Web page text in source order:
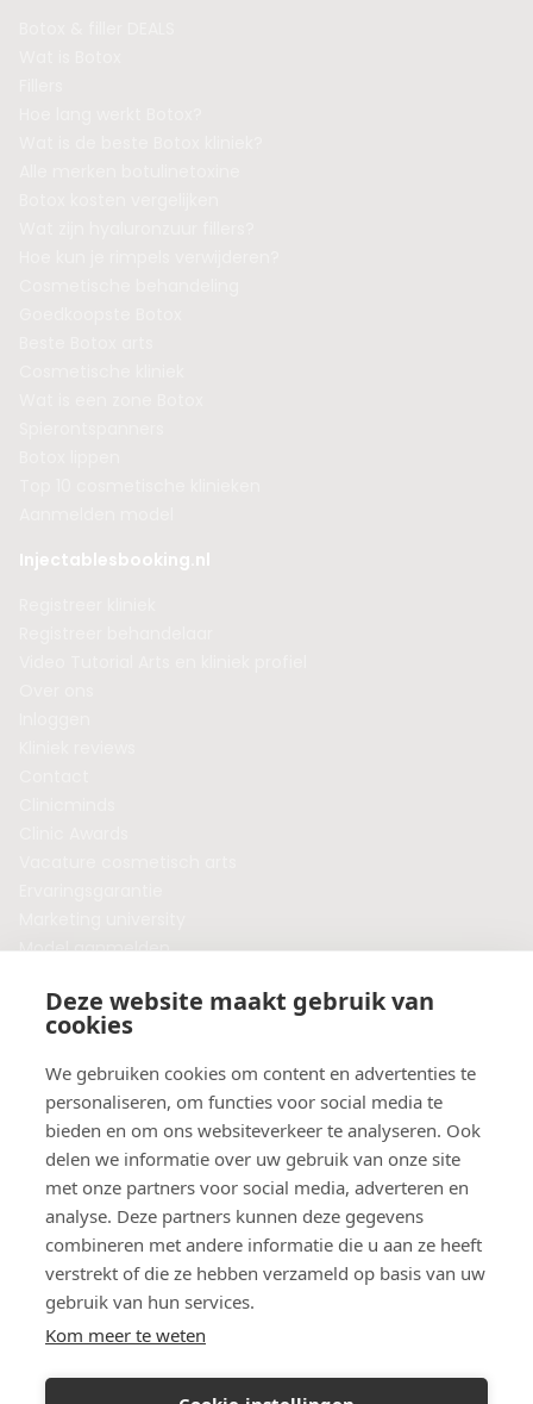
Deze website maakt gebruik van
cookies
We gebruiken cookies om content en advertenties te
personaliseren, om functies voor social media te
bieden en om ons websiteverkeer te analyseren. Ook
delen we informatie over uw gebruik van onze site
met onze partners voor social media, adverteren en
analyse. Deze partners kunnen deze gegevens
combineren met andere informatie die u aan ze heeft
verstrekt of die ze hebben verzameld op basis van uw
gebruik van hun services.
Kom meer te weten
Injectablesbooking.nl
Model aanmelden
Algemene voorwaarden
Privacybeleid
Veelgestelde vragen
Botox behandeling in jouw regio?
Vergelijk klinieken per provincie
Botox Amsterdam
Botox Rotterdam
Botox Utrecht
Botox Eindhoven
Botox Purmerend
Botox Maastricht
Botox Nijmegen